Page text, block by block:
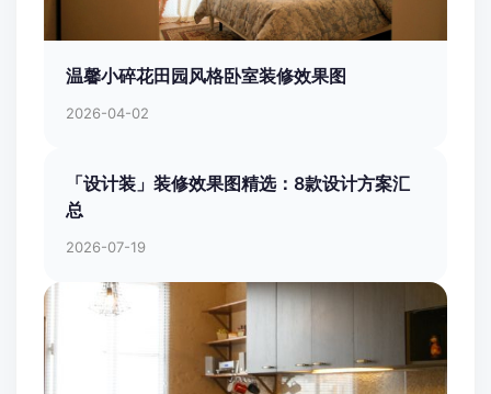
温馨小碎花田园风格卧室装修效果图
2026-04-02
「设计装」装修效果图精选：8款设计方案汇
总
2026-07-19